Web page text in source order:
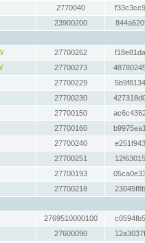
2770040
23900200
27700262
27700273
27700229
27700230
27700150
27700160
27700240
27700251
27700193
27700218
2769510000100
27600090